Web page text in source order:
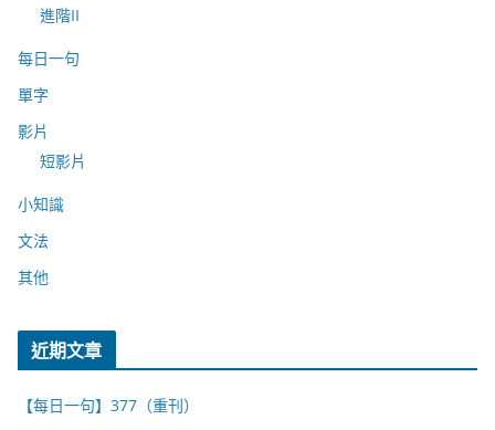
進階II
每日一句
單字
影片
短影片
小知識
文法
其他
近期文章
【每日一句】377（重刊）